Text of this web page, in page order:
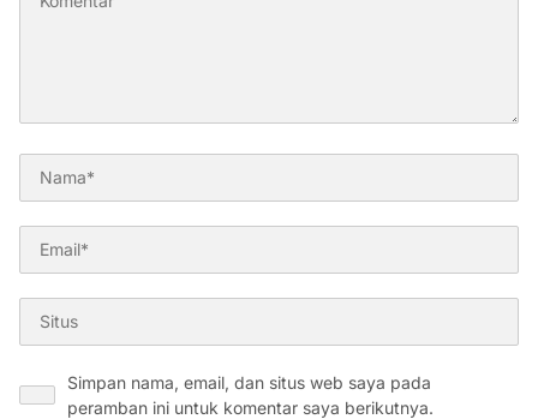
Simpan nama, email, dan situs web saya pada
peramban ini untuk komentar saya berikutnya.